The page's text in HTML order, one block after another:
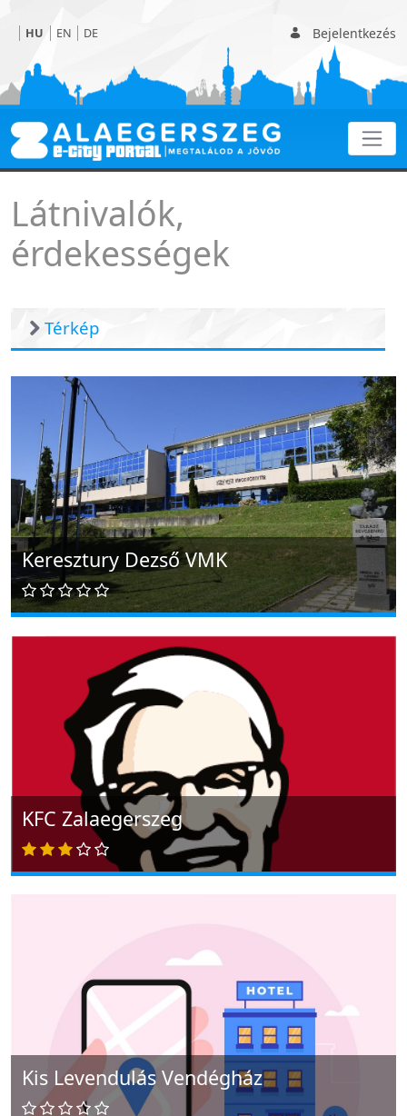
Bejelentkezés
HU EN DE
Érdekességek
Látnivalók,
érdekességek
Térkép
Keresztury Dezső VMK
KFC Zalaegerszeg
Kis Levendulás Vendégház